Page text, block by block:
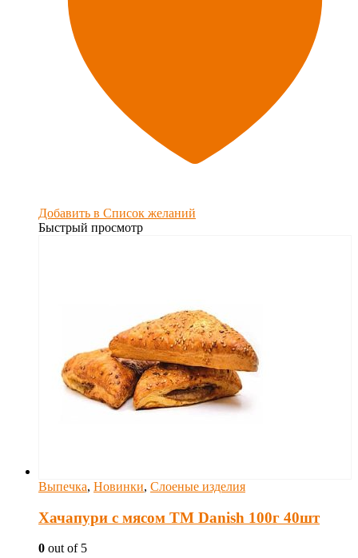
Добавить в Список желаний
Быстрый просмотр
Выпечка, Новинки, Слоеные изделия
Хачапури с мясом ТM Danish 100г 40шт
0 out of 5